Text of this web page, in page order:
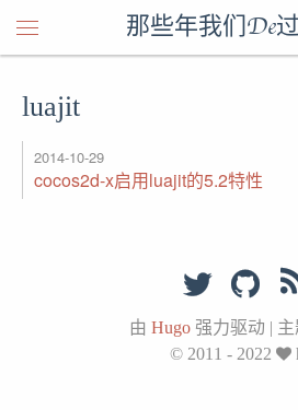
那些年我们De
luajit
2014-10-29
cocos2d-x启用luajit的5.2特性
由 Hugo强力驱动 |
© 2011 - 2022